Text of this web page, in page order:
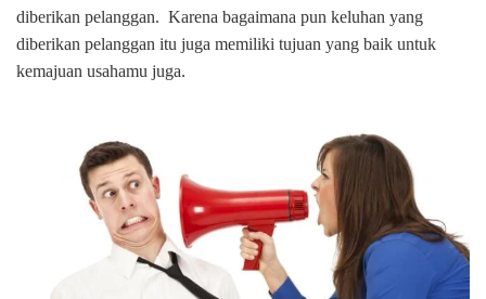
diberikan pelanggan. Karena bagaimana pun keluhan yang
diberikan pelanggan itu juga memiliki tujuan yang baik untuk
kemajuan usahamu juga.